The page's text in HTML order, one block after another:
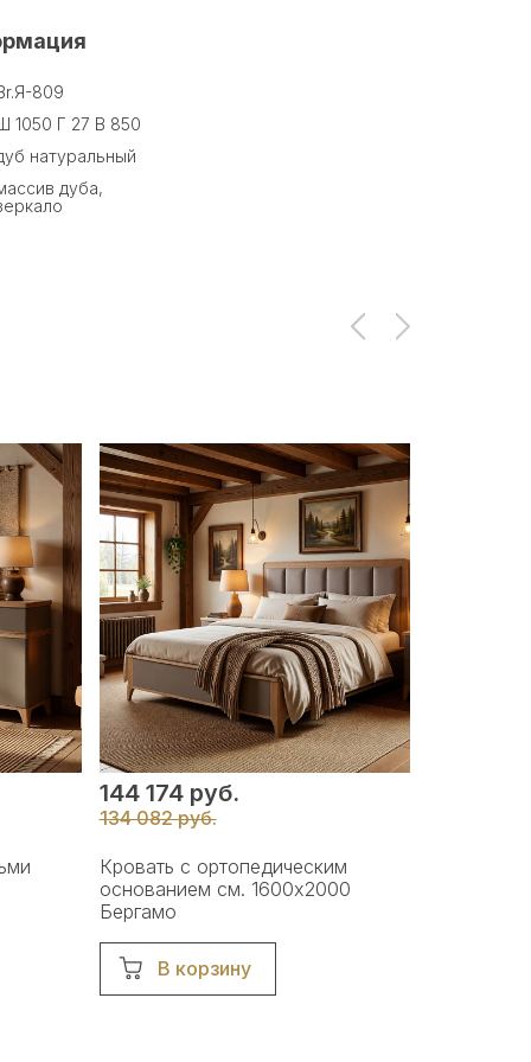
809
1050 Г 27 В 850
натуральный
дуба,
144 174 руб.
134 082 руб.
Кровать с ортопедическим
основанием см. 1600х2000
Бергамо
В корзину